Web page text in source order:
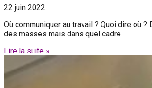
22 juin 2022
Où communiquer au travail ? Quoi dire où ?
des masses mais dans quel cadre
Lire la suite »